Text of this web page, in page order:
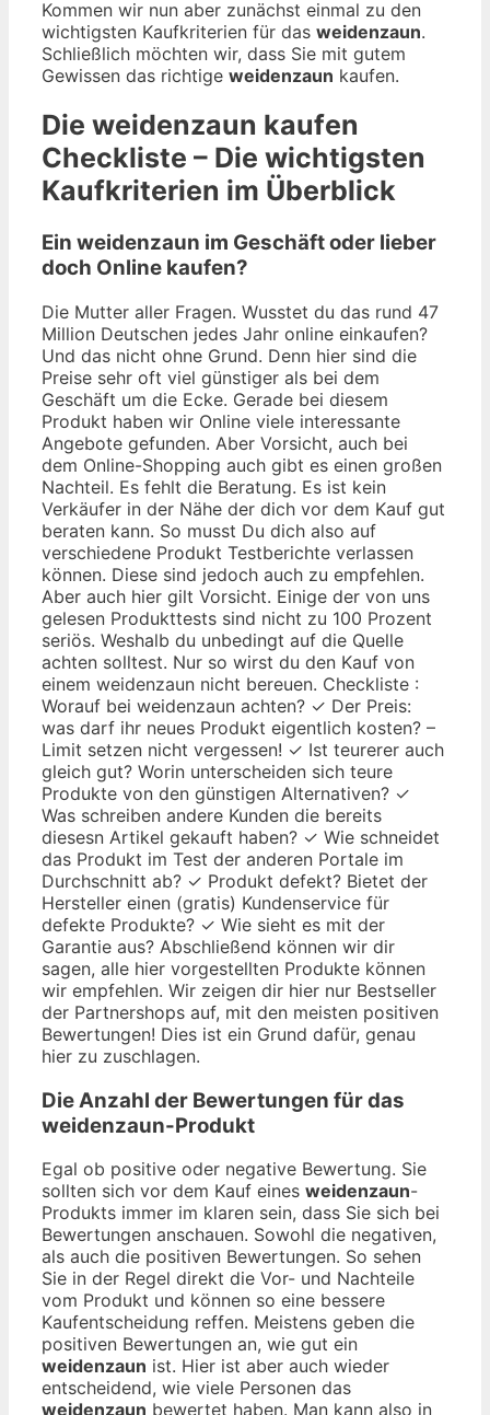
Kommen wir nun aber zunächst einmal zu den
wichtigsten Kaufkriterien für das weidenzaun.
Schließlich möchten wir, dass Sie mit gutem
Gewissen das richtige weidenzaun kaufen.
Die weidenzaun kaufen
Checkliste – Die wichtigsten
Kaufkriterien im Überblick
Ein weidenzaun im Geschäft oder lieber
doch Online kaufen?
Die Mutter aller Fragen. Wusstet du das rund 47
Million Deutschen jedes Jahr online einkaufen?
Und das nicht ohne Grund. Denn hier sind die
Preise sehr oft viel günstiger als bei dem
Geschäft um die Ecke. Gerade bei diesem
Produkt haben wir Online viele interessante
Angebote gefunden. Aber Vorsicht, auch bei
dem Online-Shopping auch gibt es einen großen
Nachteil. Es fehlt die Beratung. Es ist kein
Verkäufer in der Nähe der dich vor dem Kauf gut
beraten kann. So musst Du dich also auf
verschiedene Produkt Testberichte verlassen
können. Diese sind jedoch auch zu empfehlen.
Aber auch hier gilt Vorsicht. Einige der von uns
gelesen Produkttests sind nicht zu 100 Prozent
seriös. Weshalb du unbedingt auf die Quelle
achten solltest. Nur so wirst du den Kauf von
einem weidenzaun nicht bereuen. Checkliste :
Worauf bei weidenzaun achten? ✓ Der Preis:
was darf ihr neues Produkt eigentlich kosten? –
Limit setzen nicht vergessen! ✓ Ist teurerer auch
gleich gut? Worin unterscheiden sich teure
Produkte von den günstigen Alternativen? ✓
Was schreiben andere Kunden die bereits
diesesn Artikel gekauft haben? ✓ Wie schneidet
das Produkt im Test der anderen Portale im
Durchschnitt ab? ✓ Produkt defekt? Bietet der
Hersteller einen (gratis) Kundenservice für
defekte Produkte? ✓ Wie sieht es mit der
Garantie aus? Abschließend können wir dir
sagen, alle hier vorgestellten Produkte können
wir empfehlen. Wir zeigen dir hier nur Bestseller
der Partnershops auf, mit den meisten positiven
Bewertungen! Dies ist ein Grund dafür, genau
hier zu zuschlagen.
Die Anzahl der Bewertungen für das
weidenzaun-Produkt
Egal ob positive oder negative Bewertung. Sie
sollten sich vor dem Kauf eines weidenzaun-
Produkts immer im klaren sein, dass Sie sich bei
Bewertungen anschauen. Sowohl die negativen,
als auch die positiven Bewertungen. So sehen
Sie in der Regel direkt die Vor- und Nachteile
vom Produkt und können so eine bessere
Kaufentscheidung reffen. Meistens geben die
positiven Bewertungen an, wie gut ein
weidenzaun ist. Hier ist aber auch wieder
entscheidend, wie viele Personen das
weidenzaun bewertet haben. Man kann also in